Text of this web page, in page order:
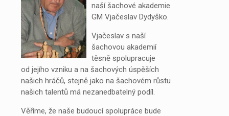
naší šachové akademie
GM Vjačeslav Dydyško.
Vjačeslav s naší
šachovou akademií
těsně spolupracuje
od jejího vzniku a na šachových úspěších
našich hráčů, stejně jako na šachovém růstu
našich talentů má nezanedbatelný podíl.
Věříme, že naše budoucí spolupráce bude